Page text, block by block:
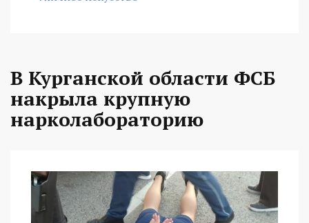
В Курганской области ФСБ
накрыла крупную
нарколабораторию